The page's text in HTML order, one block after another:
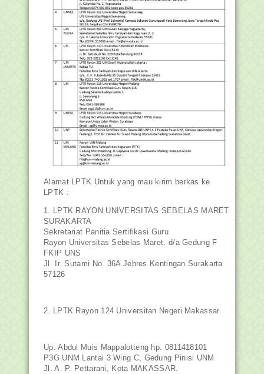
Alamat LPTK Untuk yang mau kirim berkas ke
LPTK :
1. LPTK RAYON UNIVERSITAS SEBELAS MARET
SURAKARTA
Sekretariat Panitia Sertifikasi Guru
Rayon Universitas Sebe las Maret. d/a Gedung F
FKIP UNS
Jl. Ir. Sutami No. 36A Jebres Kentingan Surakarta
57126
2. LPTK Rayon 124 Universitan Negeri Makassar.
Up. Abdul Muis Mappalotteng hp. 0811418101
P3G UNM Lantai 3 Wing C, Gedung Pinisi UNM
Jl. A. P. Pettarani, Kota MAKASSAR.